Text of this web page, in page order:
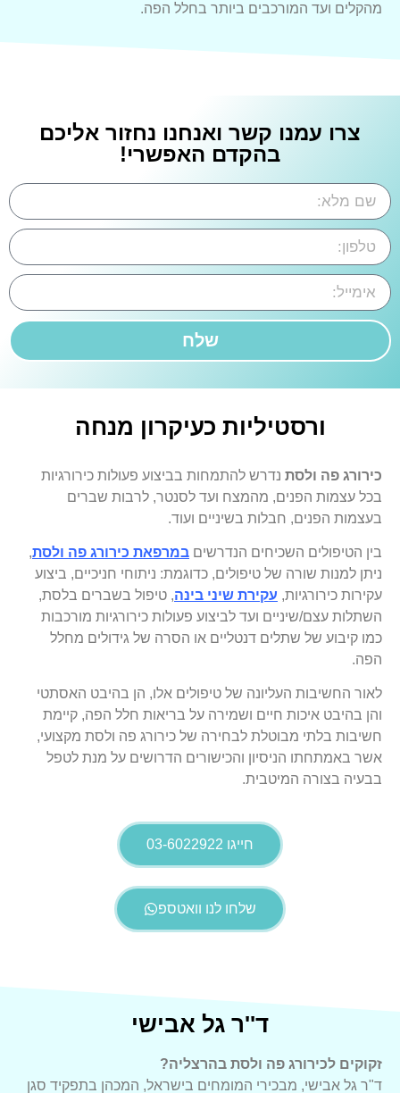
מהקלים ועד המורכבים ביותר בחלל הפה.
צרו עמנו קשר ואנחנו נחזור אליכם
בהקדם האפשרי!
שלח
ורסטיליות כעיקרון מנחה
כירורג פה ולסת נדרש להתמחות בביצוע פעולות כירורגיות
בכל עצמות הפנים, מהמצח ועד לסנטר, לרבות שברים
בעצמות הפנים, חבלות בשיניים ועוד.
בין הטיפולים השכיחים הנדרשים במרפאת כירורג פה ולסת,
ניתן למנות שורה של טיפולים, כדוגמת: ניתוחי חניכיים, ביצוע
עקירות כירורגיות, עקירת שיני בינה, טיפול בשברים בלסת,
השתלות עצם/שיניים ועד לביצוע פעולות כירורגיות מורכבות
כמו קיבוע של שתלים דנטליים או הסרה של גידולים מחלל
הפה.
לאור החשיבות העליונה של טיפולים אלו, הן בהיבט האסתטי
והן בהיבט איכות חיים ושמירה על בריאות חלל הפה, קיימת
חשיבות בלתי מבוטלת לבחירה של כירורג פה ולסת מקצועי,
אשר באמתחתו הניסיון והכישורים הדרושים על מנת לטפל
בבעיה בצורה המיטבית.
חייגו 03-6022922
שלחו לנו וואטספ
ד''ר גל אבישי
זקוקים לכירורג פה ולסת בהרצליה?
ד"ר גל אבישי, מבכירי המומחים בישראל, המכהן בתפקיד סגן